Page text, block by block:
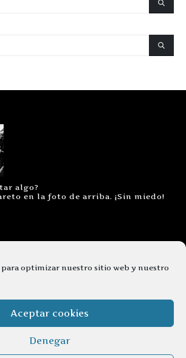
optimizar nuestro sitio web y nuestro
Aceptar cookies
Denegar
algo?
en la foto de arriba. ¡Sin miedo!